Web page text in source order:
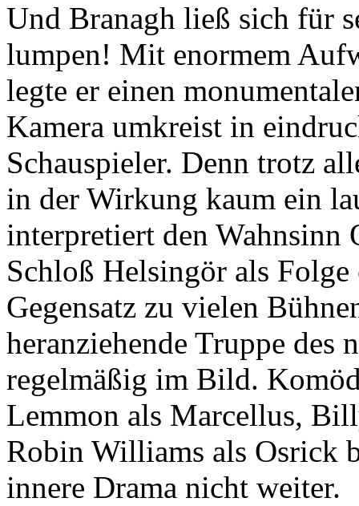
Und Branagh ließ sich für
lumpen! Mit enormem
legte er einen
Kamera umkreist in
Schauspieler. Denn trotz
in der Wirkung kaum ein
interpretiert den Wahnsinn
Schloß Helsingör als
Gegensatz zu vielen
heranziehende Truppe des
regelmäßig im Bild.
Lemmon als Marcellus,
Robin Williams als Osrick
innere Drama nicht weiter.